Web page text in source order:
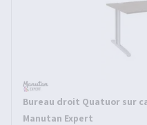
Bureau droit Quatuor sur
Manutan Expert